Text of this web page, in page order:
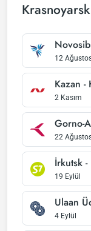
12
Kazan -
2 Kasım
Gorno-
22
İrkutsk
19 Eylül
Ulaan
4 Eylül